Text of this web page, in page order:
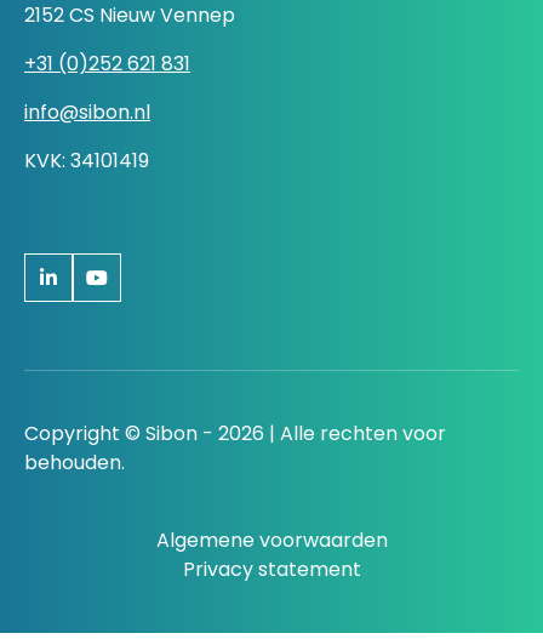
2152 CS Nieuw Vennep
+31 (0)252 621 831
info@sibon.nl
KVK: 34101419
Copyright © Sibon - 2026 | Alle rechten voor
behouden.
Algemene voorwaarden
Privacy statement